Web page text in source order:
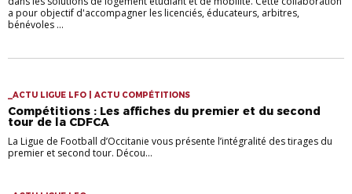
a pour objectif d'accompagner les licenciés, éducateurs, arbitres,
bénévoles ...
_ACTU LIGUE LFO | ACTU COMPÉTITIONS
Compétitions : Les affiches du premier et du second
tour de la CDFCA
La Ligue de Football d’Occitanie vous présente l’intégralité des tirages du
premier et second tour. Décou...